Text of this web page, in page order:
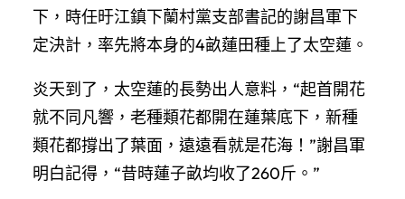
下，時任旴江鎮下蘭村黨支部書記的謝昌軍下
定決計，率先將本身的4畝蓮田種上了太空蓮。
炎天到了，太空蓮的長勢出人意料，“起首開花
就不同凡響，老種類花都開在蓮葉底下，新種
類花都撐出了葉面，遠遠看就是花海！”謝昌軍
明白記得，“昔時蓮子畝均收了260斤。”